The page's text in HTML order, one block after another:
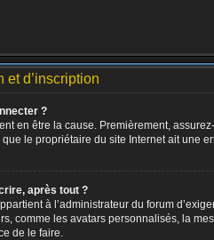
et d’inscription
?
en être la cause. Premièrement,
le propriétaire du site Internet ait une
après tout ?
à l’administrateur du forum
comme les avatars personnalisés, la
de le faire.